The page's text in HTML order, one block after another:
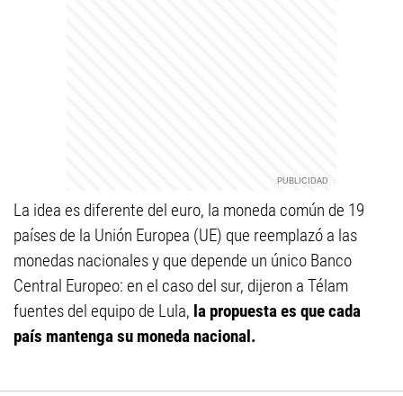
La idea es diferente del euro, la moneda común de 19
países de la Unión Europea (UE) que reemplazó a las
monedas nacionales y que depende un único Banco
Central Europeo: en el caso del sur, dijeron a Télam
fuentes del equipo de Lula, la propuesta es que cada
país mantenga su moneda nacional.